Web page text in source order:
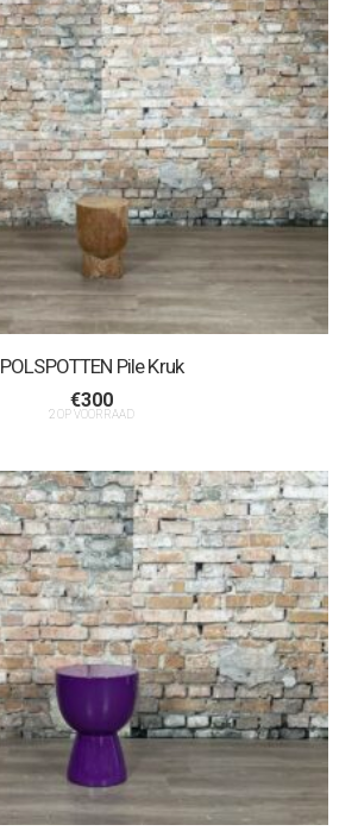
POLSPOTTEN Pile Kruk
€300
2 OP VOORRAAD